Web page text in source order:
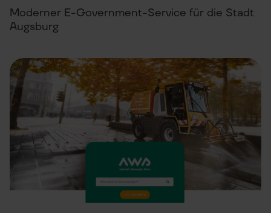
Moderner E-Government-Service für die Stadt
Augsburg